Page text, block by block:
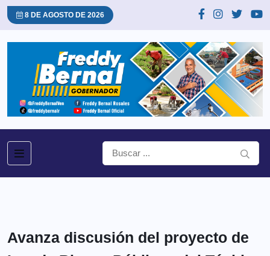
8 DE AGOSTO DE 2026
Avanza discusión del proyecto de